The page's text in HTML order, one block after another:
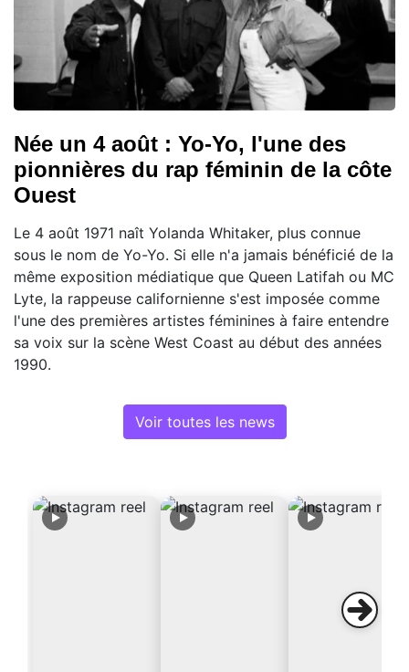
Née un 4 août : Yo-Yo, l'une des
pionnières du rap féminin de la côte
Ouest
Le 4 août 1971 naît Yolanda Whitaker, plus connue
sous le nom de Yo-Yo. Si elle n'a jamais bénéficié de la
même exposition médiatique que Queen Latifah ou MC
Lyte, la rappeuse californienne s'est imposée comme
l'une des premières artistes féminines à faire entendre
sa voix sur la scène West Coast au début des années
1990.
Voir toutes les news